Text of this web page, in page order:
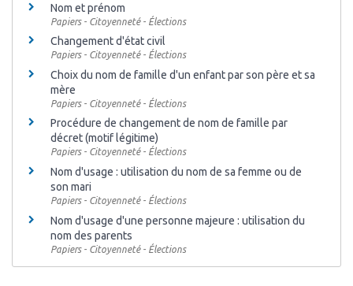
Nom et prénom
Papiers - Citoyenneté - Élections
Changement d'état civil
Papiers - Citoyenneté - Élections
Choix du nom de famille d'un enfant par son père et sa
mère
Papiers - Citoyenneté - Élections
Procédure de changement de nom de famille par
décret (motif légitime)
Papiers - Citoyenneté - Élections
Nom d'usage : utilisation du nom de sa femme ou de
son mari
Papiers - Citoyenneté - Élections
Nom d'usage d'une personne majeure : utilisation du
nom des parents
Papiers - Citoyenneté - Élections